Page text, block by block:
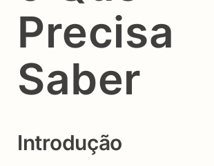
Precisa
Saber
Introdução